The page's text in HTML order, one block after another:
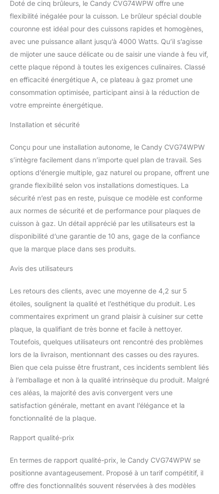
alimenté au gaz
méthane/possibilité
Dimensions (L x H x P) :
74,5 x 9,5 x 51 cm
Doté de cinq brûleurs, le Candy CVG74WPW offre une
flexibilité inégalée pour la cuisson. Le brûleur spécial double
couronne est idéal pour des cuissons rapides et homogènes,
avec une puissance allant jusqu’à 4000 Watts. Qu’il s’agisse
de mijoter une sauce délicate ou de saisir une viande à feu vif,
cette plaque répond à toutes les exigences culinaires. Classé
en efficacité énergétique A, ce plateau à gaz promet une
consommation optimisée, participant ainsi à la réduction de
votre empreinte énergétique.
Installation et sécurité
Conçu pour une installation autonome, le Candy CVG74WPW
s’intègre facilement dans n’importe quel plan de travail. Ses
options d’énergie multiple, gaz naturel ou propane, offrent une
grande flexibilité selon vos installations domestiques. La
sécurité n’est pas en reste, puisque ce modèle est conforme
aux normes de sécurité et de performance pour plaques de
cuisson à gaz. Un détail apprécié par les utilisateurs est la
disponibilité d’une garantie de 10 ans, gage de la confiance
que la marque place dans ses produits.
Avis des utilisateurs
Les retours des clients, avec une moyenne de 4,2 sur 5
étoiles, soulignent la qualité et l’esthétique du produit. Les
commentaires expriment un grand plaisir à cuisiner sur cette
plaque, la qualifiant de très bonne et facile à nettoyer.
Toutefois, quelques utilisateurs ont rencontré des problèmes
lors de la livraison, mentionnant des casses ou des rayures.
Bien que cela puisse être frustrant, ces incidents semblent liés
à l’emballage et non à la qualité intrinsèque du produit. Malgré
ces aléas, la majorité des avis convergent vers une
satisfaction générale, mettant en avant l’élégance et la
fonctionnalité de la plaque.
Rapport qualité-prix
En termes de rapport qualité-prix, le Candy CVG74WPW se
positionne avantageusement. Proposé à un tarif compétitif, il
offre des fonctionnalités souvent réservées à des modèles